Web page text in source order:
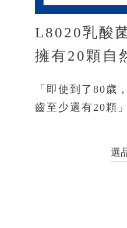
L8020乳酸
擁有20顆自
「即使到了80歲
齒至少還有20顆
選